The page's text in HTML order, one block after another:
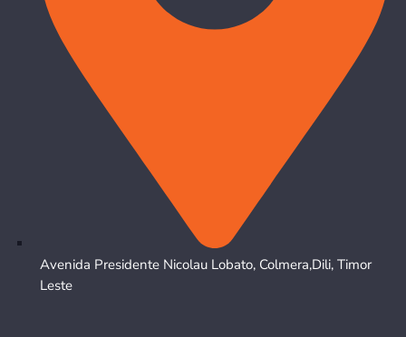
Avenida Presidente Nicolau Lobato, Colmera,Dili, Timor
Leste